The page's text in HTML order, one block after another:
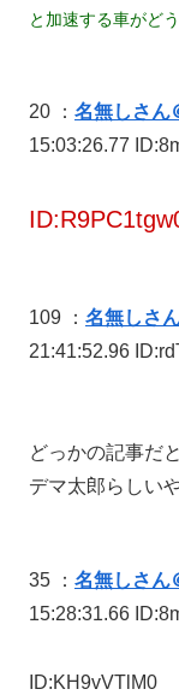
と加速する車がど
20 ： 名無しさん
15:03:26.77
109 ： 名無しさ
21:41:52.96
どっかの記事だ
デマ太郎らしい
35 ： 名無しさん
15:28:31.66
ID:KH9vVTlM0